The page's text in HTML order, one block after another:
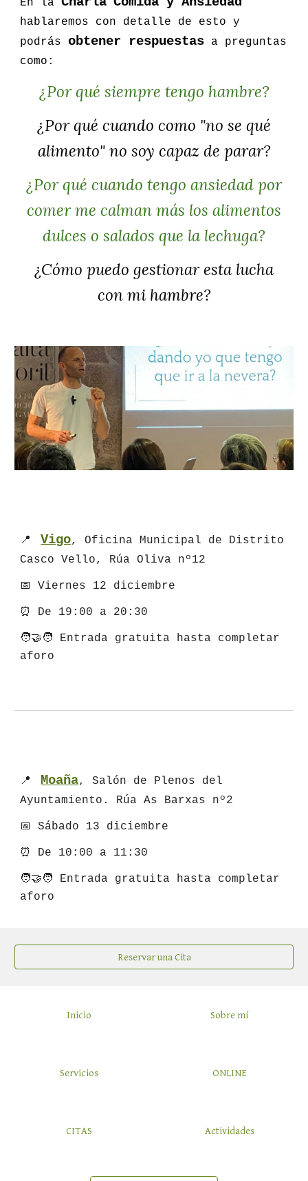
En la
hablaremos con detalle de esto y
podrásobtener respuestas a preguntas
como:
¿Por qué siempre tengo hambre?
¿Por qué cuando como "no se qué
alimento" no soy capaz de parar?
¿Por qué cuando tengo ansiedad por
comer me calman más los alimentos
dulces o salados que la lechuga?
¿Cómo puedo gestionar esta lucha
con mi hambre?
📍 Vigo, Oficina Municipal de Distrito
Casco Vello, Rúa Oliva nº12
📅Viernes 12 diciembre
⏰ De 19:00 a 20:30
🧑‍🤝‍🧑 Entrada gratuita hasta completar
aforo
📍 Moaña,Salón de Plenos del
Ayuntamiento. Rúa As Barxas nº2
📅Sábado 13 diciembre
⏰ De 10 :00 a 11 :30
🧑‍🤝‍🧑 Entrada gratuita hasta completar
aforo
Reservar una Cita
Inicio Sobre mí
Servicios ONLINE
CITAS Actividades